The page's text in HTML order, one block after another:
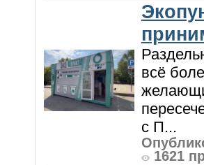
всё
с П...
1621